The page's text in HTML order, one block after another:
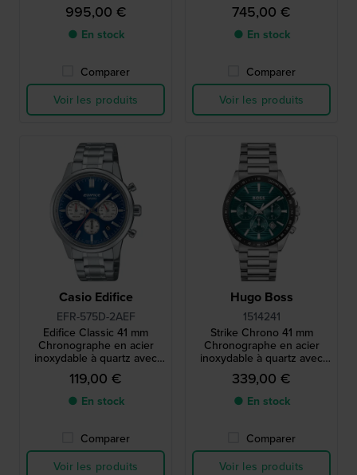
995,00 €
● En stock
Comparer
Voir les produits
745,00 €
● En stock
Comparer
Voir les produits
Casio Edifice
EFR-575D-2AEF
Edifice Classic 41 mm
Chronographe en acier
inoxydable à quartz avec
date.
119,00 €
● En stock
Comparer
Voir les produits
Hugo Boss
1514241
Strike Chrono 41 mm
Chronographe en acier
inoxydable à quartz avec
date.
339,00 €
● En stock
Comparer
Voir les produits